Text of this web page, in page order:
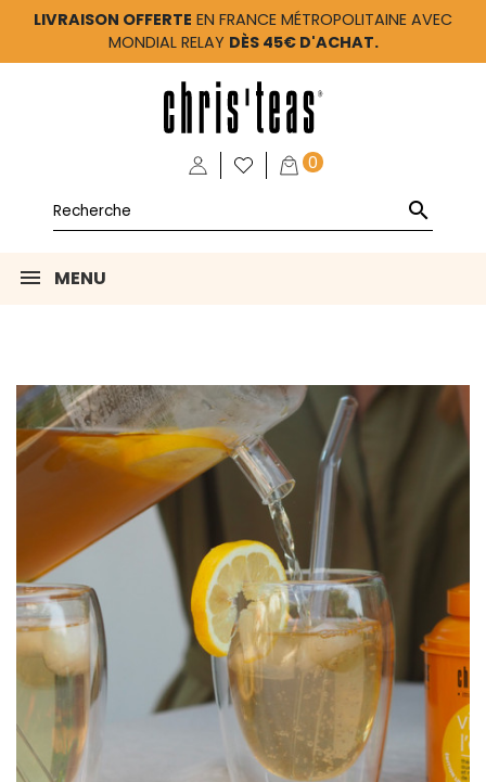
LIVRAISON OFFERTE EN FRANCE MÉTROPOLITAINE AVEC
MONDIAL RELAY DÈS 45€ D'ACHAT.
0

MENU